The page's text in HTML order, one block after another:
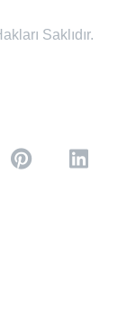
Saklıdır.